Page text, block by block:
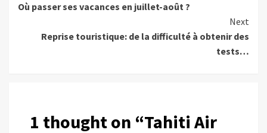
Reading
Où passer ses vacances en juillet-août ?
Next
Reprise touristique: de la difficulté à obtenir des
tests…
1 thought on “Tahiti Air